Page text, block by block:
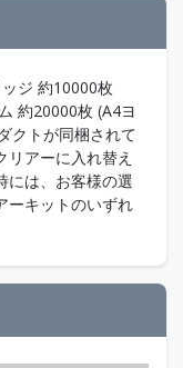
ジ 約10000枚
約20000枚 (A4ヨ
クトが同梱されて
アーに入れ替え
には、お客様の選
ーキットのいずれ